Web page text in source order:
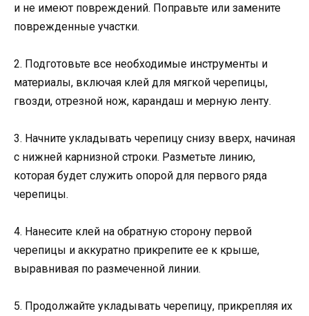
и не имеют повреждений. Поправьте или замените
поврежденные участки.
2. Подготовьте все необходимые инструменты и
материалы, включая клей для мягкой черепицы,
гвозди, отрезной нож, карандаш и мерную ленту.
3. Начните укладывать черепицу снизу вверх, начиная
с нижней карнизной строки. Разметьте линию,
которая будет служить опорой для первого ряда
черепицы.
4. Нанесите клей на обратную сторону первой
черепицы и аккуратно прикрепите ее к крыше,
выравнивая по размеченной линии.
5. Продолжайте укладывать черепицу, прикрепляя их